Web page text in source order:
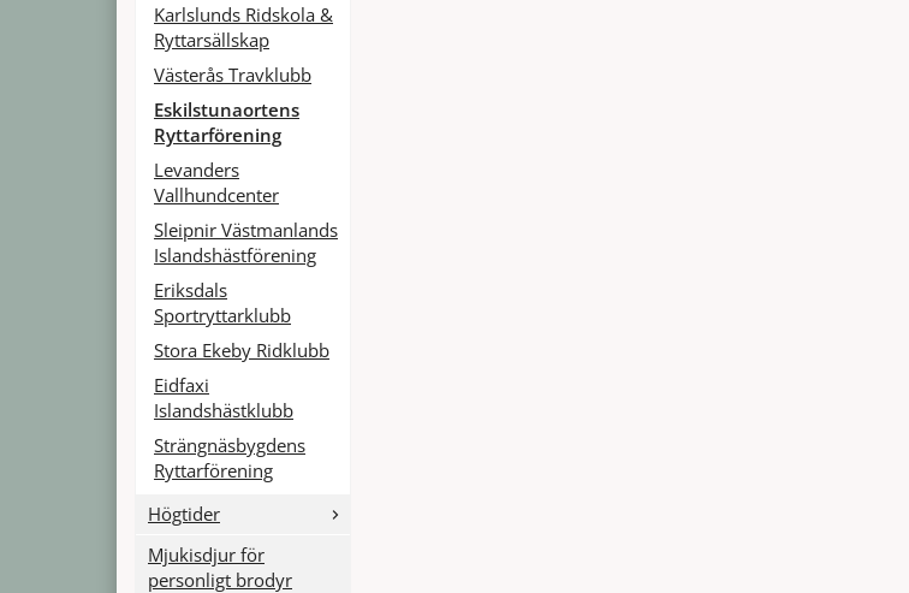
Karlslunds Ridskola &
Ryttarsällskap
Västerås Travklubb
Eskilstunaortens
Ryttarförening
Levanders
Vallhundcenter
Sleipnir Västmanlands
Islandshästförening
Eriksdals
Sportryttarklubb
Stora Ekeby Ridklubb
Eidfaxi
Islandshästklubb
Strängnäsbygdens
Ryttarförening
Högtider
Mjukisdjur för
personligt brodyr